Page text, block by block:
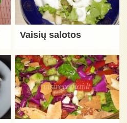
Vaisių salotos